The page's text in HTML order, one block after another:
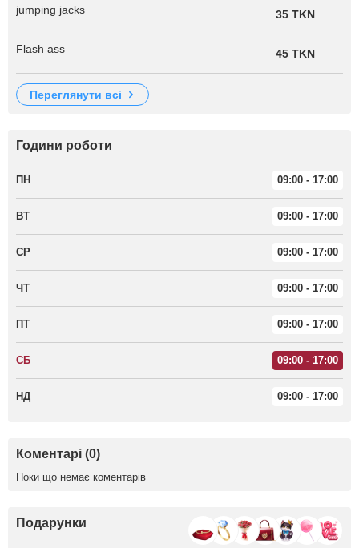
jumping jacks 35 TKN
Flash ass 45 TKN
переглянути всі
Години роботи
ПН 09:00 - 17:00
ВТ 09:00 - 17:00
СР 09:00 - 17:00
ЧТ 09:00 - 17:00
ПТ 09:00 - 17:00
СБ 09:00 - 17:00
НД 09:00 - 17:00
Коментарі (0)
Поки що немає коментарів
Подарунки